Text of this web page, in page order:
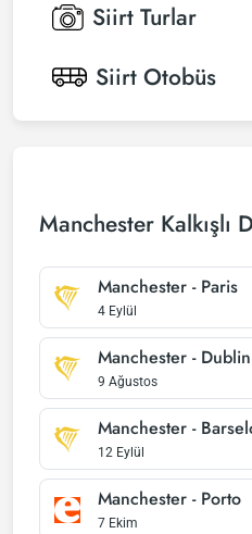
Siirt Turlar
Siirt Otobüs
Manchester Kalkışlı
Manchester - Paris
4 Eylül
Manchester - Dublin
9 Ağustos
Manchester -
12 Eylül
Manchester - Porto
7 Ekim